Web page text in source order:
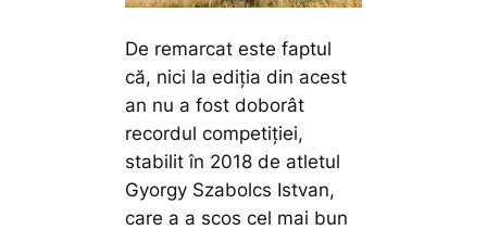
De remarcat este faptul
că, nici la ediția din acest
an nu a fost doborât
recordul competiției,
stabilit în 2018 de atletul
Gyorgy Szabolcs Istvan,
care a a scos cel mai bun